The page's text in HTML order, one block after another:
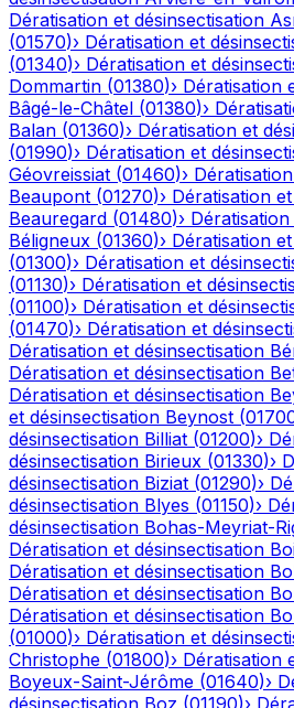
Dératisation et désinsectisation
(01570)› Dératisation et
(01340)› Dératisation et
Dommartin (01380)› Dératisation
Bâgé-le-Châtel (01380)›
Balan (01360)› Dératisation et
(01990)› Dératisation et
Géovreissiat (01460)›
Beaupont (01270)› Dératisation
Beauregard (01480)›
Béligneux (01360)› Dératisation
(01300)› Dératisation et
(01130)› Dératisation et
(01100)› Dératisation et
(01470)› Dératisation et
Dératisation et désinsectisation
Dératisation et désinsectisation
Dératisation et désinsectisation
et désinsectisation Beynost (
désinsectisation Billiat (01200)›
désinsectisation Birieux (01330)›
désinsectisation Biziat (01290)›
désinsectisation Blyes (01150)›
désinsectisation Bohas-Meyriat-
Dératisation et désinsectisation
Dératisation et désinsectisation
Dératisation et désinsectisation
Dératisation et désinsectisation
(01000)› Dératisation et
Christophe (01800)› Dératisation
Boyeux-Saint-Jérôme (01640)›